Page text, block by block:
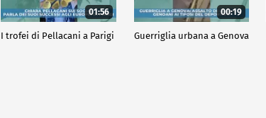
01:56
I trofei di Pellacani a Parigi
00:19
Guerriglia urbana a Genova